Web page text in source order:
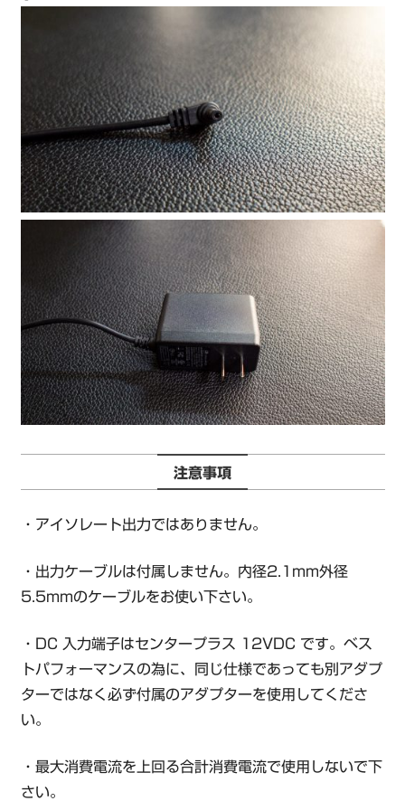
注意事項
・アイソレート出力ではありません。
・出力ケーブルは付属しません。 内径2.1mm外径
5.5mmのケーブルをお使い下さい。
・DC 入力端子はセンタープラス 12VDC です。ベス
トパフォーマンスの為に、同じ仕様であっても別アダプ
ターではなく必ず付属のアダプターを使用してくださ
い。
・最大消費電流を上回る合計消費電流で使用しないで下
さい。